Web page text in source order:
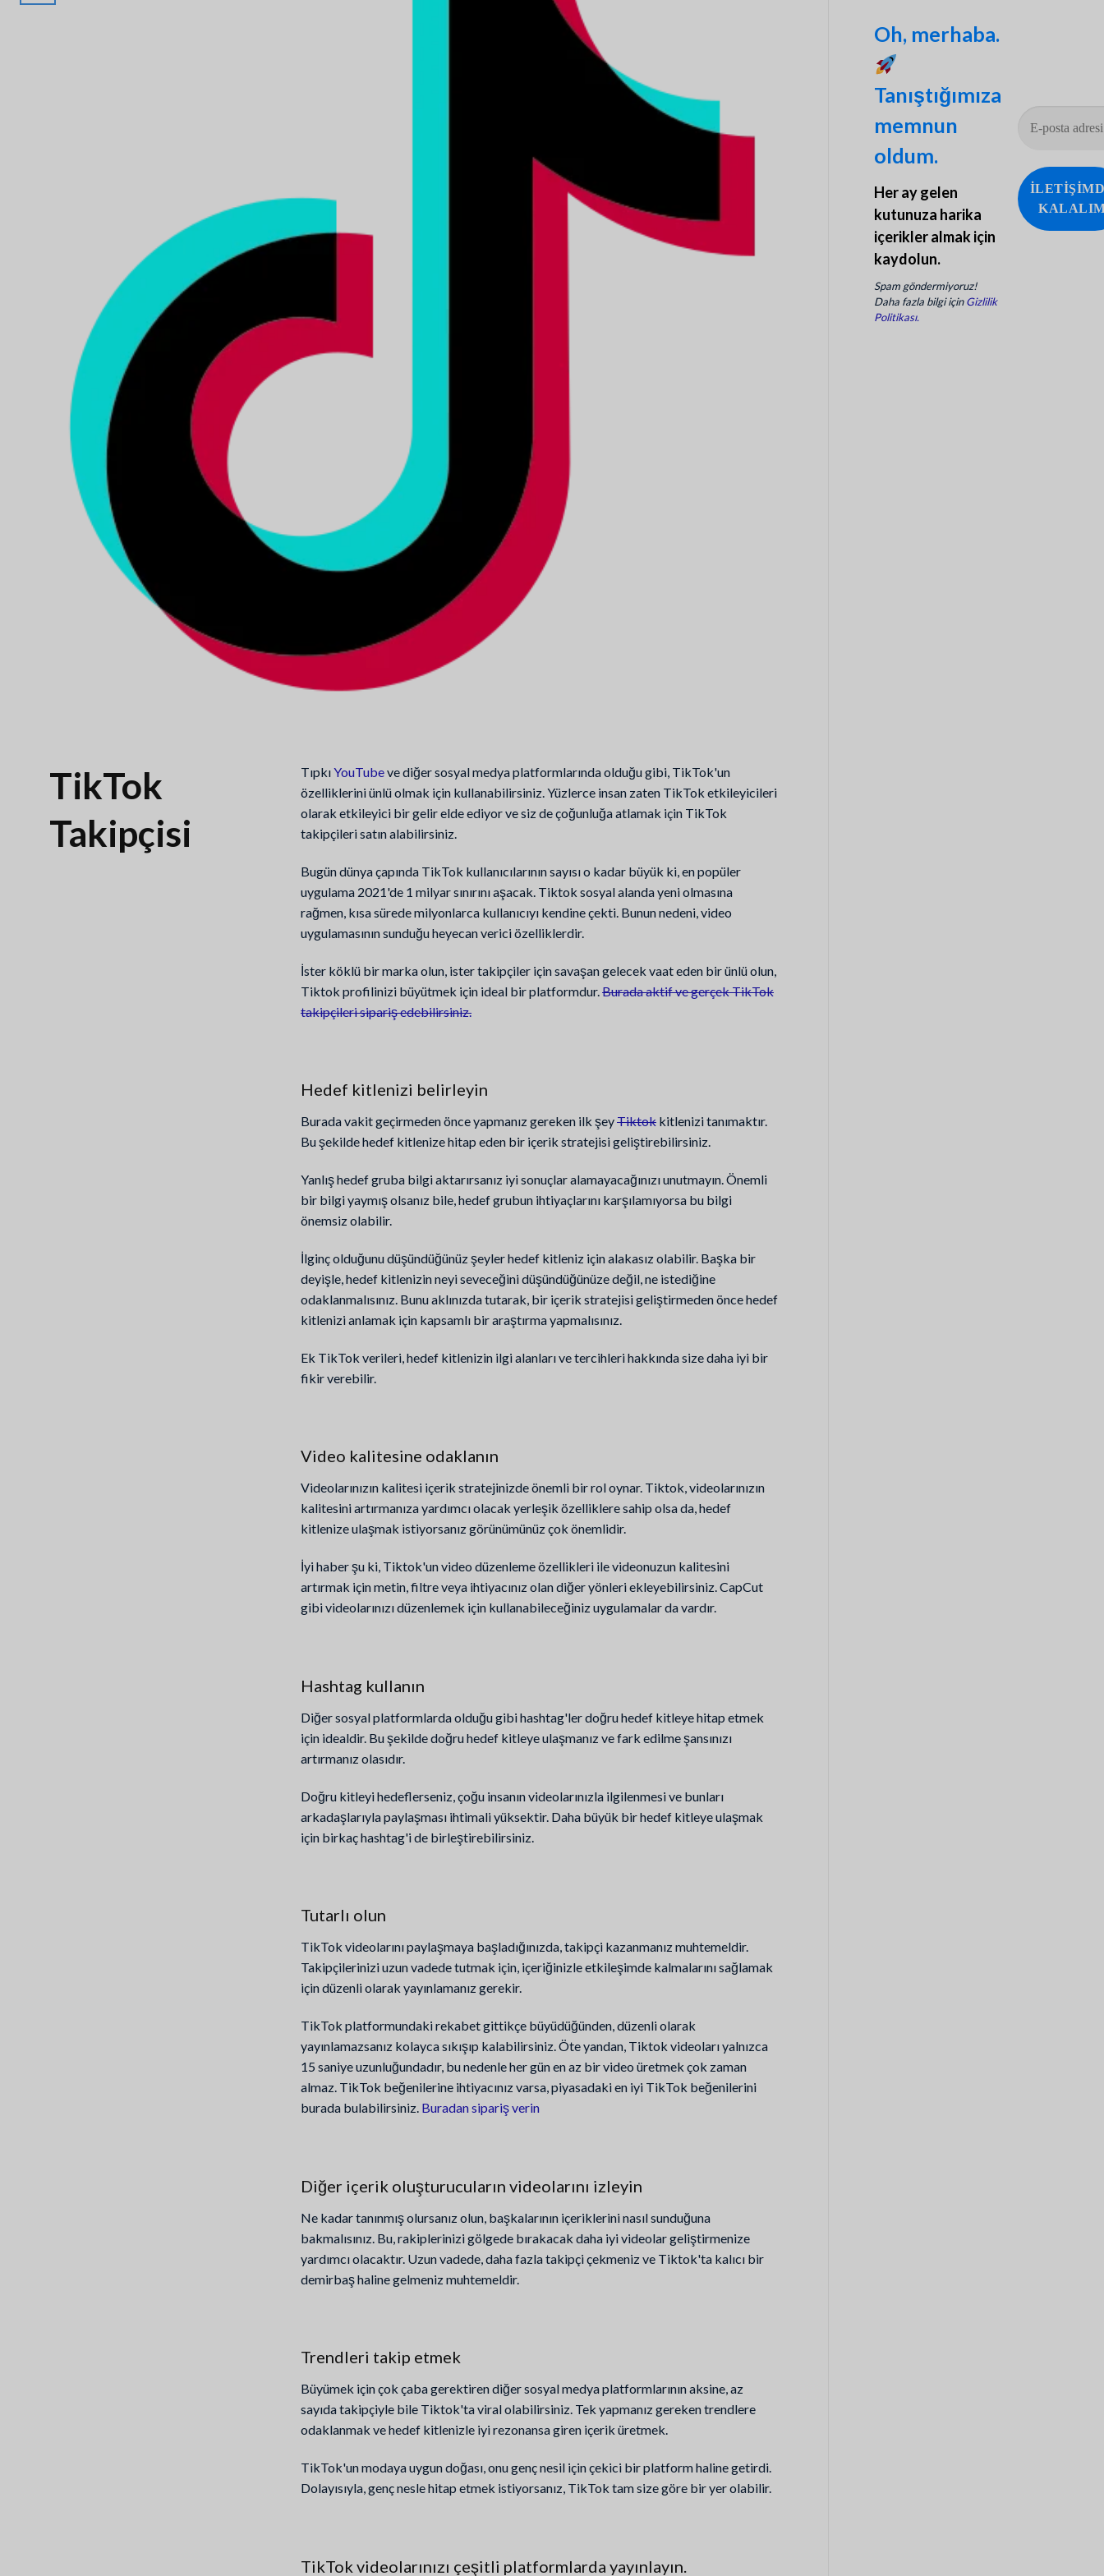
TikTok
Takipçisi
TıpkıYouTubeve diğer sosyal medya platformlarında olduğu gibi, TikTok'un
özelliklerini ünlü olmak için kullanabilirsiniz. Yüzlerce insan zaten TikTok etkileyicileri
olarak etkileyici bir gelir elde ediyor ve siz de çoğunluğa atlamak için TikTok
takipçileri satın alabilirsiniz.
Bugün dünya çapında TikTok kullanıcılarının sayısı o kadar büyük ki, en popüler
uygulama 2021'de 1 milyar sınırını aşacak. Tiktok sosyal alanda yeni olmasına
rağmen, kısa sürede milyonlarca kullanıcıyı kendine çekti. Bunun nedeni, video
uygulamasının sunduğu heyecan verici özelliklerdir.
İster köklü bir marka olun, ister takipçiler için savaşan gelecek vaat eden bir ünlü olun,
Tiktok profilinizi büyütmek için ideal bir platformdur.Burada aktif ve gerçek TikTok
takipçileri sipariş edebilirsiniz.
Hedef kitlenizi belirleyin
Burada vakit geçirmeden önce yapmanız gereken ilk şeyTiktokkitlenizi tanımaktır.
Bu şekilde hedef kitlenize hitap eden bir içerik stratejisi geliştirebilirsiniz.
Yanlış hedef gruba bilgi aktarırsanız iyi sonuçlar alamayacağınızı unutmayın. Önemli
bir bilgi yaymış olsanız bile, hedef grubun ihtiyaçlarını karşılamıyorsa bu bilgi
önemsiz olabilir.
İlginç olduğunu düşündüğünüz şeyler hedef kitleniz için alakasız olabilir. Başka bir
deyişle, hedef kitlenizin neyi seveceğini düşündüğünüze değil, ne istediğine
odaklanmalısınız. Bunu aklınızda tutarak, bir içerik stratejisi geliştirmeden önce hedef
kitlenizi anlamak için kapsamlı bir araştırma yapmalısınız.
Ek TikTok verileri, hedef kitlenizin ilgi alanları ve tercihleri hakkında size daha iyi bir
fikir verebilir.
Video kalitesine odaklanın
Videolarınızın kalitesi içerik stratejinizde önemli bir rol oynar. Tiktok, videolarınızın
kalitesini artırmanıza yardımcı olacak yerleşik özelliklere sahip olsa da, hedef
kitlenize ulaşmak istiyorsanız görünümünüz çok önemlidir.
İyi haber şu ki, Tiktok'un video düzenleme özellikleri ile videonuzun kalitesini
artırmak için metin, filtre veya ihtiyacınız olan diğer yönleri ekleyebilirsiniz. CapCut
gibi videolarınızı düzenlemek için kullanabileceğiniz uygulamalar da vardır.
Hashtag kullanın
Diğer sosyal platformlarda olduğu gibi hashtag'ler doğru hedef kitleye hitap etmek
için idealdir. Bu şekilde doğru hedef kitleye ulaşmanız ve fark edilme şansınızı
artırmanız olasıdır.
Doğru kitleyi hedeflerseniz, çoğu insanın videolarınızla ilgilenmesi ve bunları
arkadaşlarıyla paylaşması ihtimali yüksektir. Daha büyük bir hedef kitleye ulaşmak
için birkaç hashtag'i de birleştirebilirsiniz.
Tutarlı olun
TikTok videolarını paylaşmaya başladığınızda, takipçi kazanmanız muhtemeldir.
Takipçilerinizi uzun vadede tutmak için, içeriğinizle etkileşimde kalmalarını sağlamak
için düzenli olarak yayınlamanız gerekir.
TikTok platformundaki rekabet gittikçe büyüdüğünden, düzenli olarak
yayınlamazsanız kolayca sıkışıp kalabilirsiniz. Öte yandan, Tiktok videoları yalnızca
15 saniye uzunluğundadır, bu nedenle her gün en az bir video üretmek çok zaman
almaz. TikTok beğenilerine ihtiyacınız varsa, piyasadaki en iyi TikTok beğenilerini
burada bulabilirsiniz. Buradan sipariş verin
Diğer içerik oluşturucuların videolarını izleyin
Ne kadar tanınmış olursanız olun, başkalarının içeriklerini nasıl sunduğuna
bakmalısınız. Bu, rakiplerinizi gölgede bırakacak daha iyi videolar geliştirmenize
yardımcı olacaktır. Uzun vadede, daha fazla takipçi çekmeniz ve Tiktok'ta kalıcı bir
demirbaş haline gelmeniz muhtemeldir.
Trendleri takip etmek
Büyümek için çok çaba gerektiren diğer sosyal medya platformlarının aksine, az
sayıda takipçiyle bile Tiktok'ta viral olabilirsiniz. Tek yapmanız gereken trendlere
odaklanmak ve hedef kitlenizle iyi rezonansa giren içerik üretmek.
TikTok'un modaya uygun doğası, onu genç nesil için çekici bir platform haline getirdi.
Dolayısıyla, genç nesle hitap etmek istiyorsanız, TikTok tam size göre bir yer olabilir.
TikTok videolarınızı çeşitli platformlarda yayınlayın.
im
Jahr
auf
kürzester
Zeit
Oh, merhaba.
Tanıştığımıza
memnun
oldum.
Her ay gelen
kutunuza harika
içerikler almak için
kaydolun.
Spam göndermiyoruz!
Daha fazla bilgi içinGizlilik
Politikası.